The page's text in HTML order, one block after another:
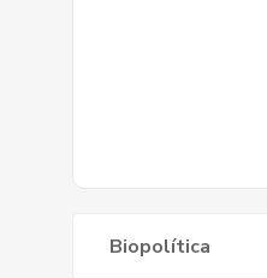
Biopolítica